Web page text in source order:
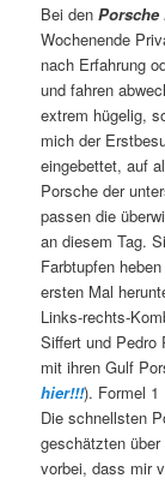
Bei denPorsche
Wochenende
nach Erfahrung
und fahren
extrem hügelig,
mich der
eingebettet, auf
Porsche der
passen die
an diesem Tag.
Farbtupfen
ersten Mal
Links-rechts-
Siffert und Pedro
mit ihren Gulf
hier!!!). Formel 1
Die schnellsten
geschätzten
vorbei, dass mir